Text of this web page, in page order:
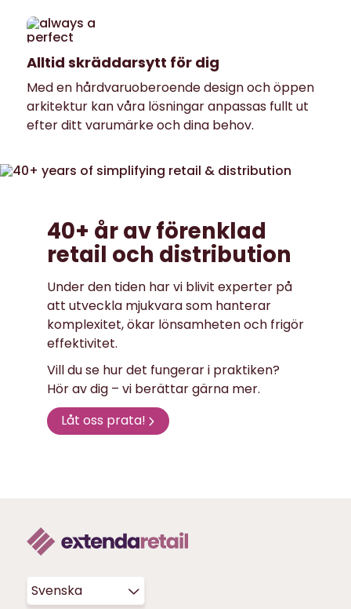
Alltid skräddarsytt för dig
Med en hårdvaruoberoende design och öppen
arkitektur kan våra lösningar anpassas fullt ut
efter ditt varumärke och dina behov.
40+ år av förenklad
retail och distribution
Under den tiden har vi blivit experter på
att utveckla mjukvara som hanterar
komplexitet, ökar lönsamheten och frigör
effektivitet.
Vill du se hur det fungerar i praktiken?
Hör av dig – vi berättar gärna mer.
Låt oss prata!
Svenska